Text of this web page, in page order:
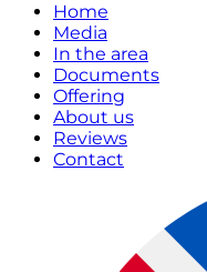
Home
Media
In the area
Documents
Offering
About us
Reviews
Contact